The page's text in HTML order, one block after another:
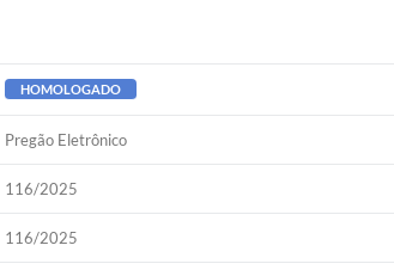
HOMOLOGADO
Pregão Eletrônico
116/2025
116/2025